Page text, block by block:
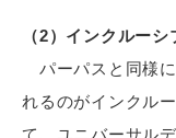
（2）インクルー
パーパスと同様
れるのがインクル